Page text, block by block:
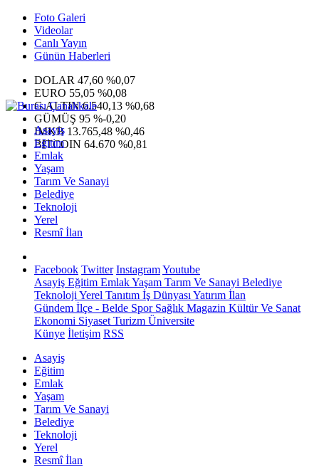
Foto Galeri
Videolar
Canlı Yayın
Günün Haberleri
DOLAR 47,60 %0,07
EURO 55,05 %0,08
G.ALTIN6.540,13 %0,68
GÜMÜŞ 95 %-0,20
IMKB 13.765,48 %0,46
BITCOIN 64.670 %0,81
Asayiş
Eğitim
Emlak
Yaşam
Tarım Ve Sanayi
Belediye
Teknoloji
Yerel
Resmî İlan
Facebook Twitter InstagramYoutube
Asayiş Eğitim EmlakYaşam Tarım Ve Sanayi Belediye
Teknoloji Yerel Tanıtım İş Dünyası Yatırım İlan
Gündem İlçe - Belde SporSağlık Magazin Kültür Ve Sanat
Ekonomi Siyaset Turizm Üniversite
Künye İletişim RSS
Asayiş
Eğitim
Emlak
Yaşam
Tarım Ve Sanayi
Belediye
Teknoloji
Yerel
Resmî İlan